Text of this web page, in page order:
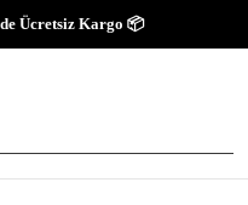
Ücretsiz Kargo 📦